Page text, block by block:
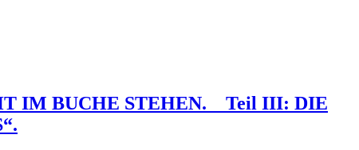
IM BUCHE STEHEN. _ Teil III: DIE